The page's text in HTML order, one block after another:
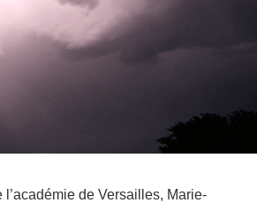
de Versailles, Marie-